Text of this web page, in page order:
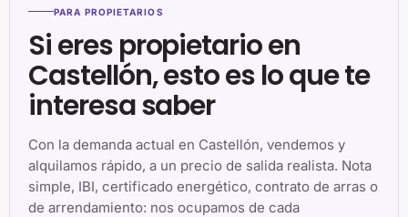
PARA PROPIETARIOS
Si eres propietario en
Castellón, esto es lo que te
interesa saber
Con la demanda actual en Castellón, vendemos y
alquilamos rápido, a un precio de salida realista. Nota
simple, IBI, certificado energético, contrato de arras o
de arrendamiento: nos ocupamos de cada